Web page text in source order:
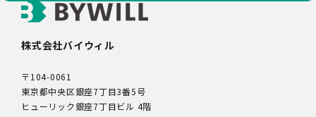
株式会社バイウィル
〒104-0061
東京都中央区銀座7丁目3番5号
ヒューリック銀座7丁目ビル 4階